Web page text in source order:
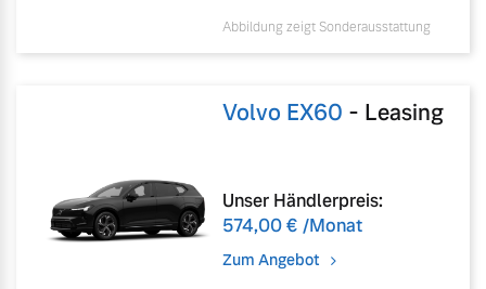
Abbildung zeigt Sonderausstattung
Volvo EX60 - Leasing
Unser Händlerpreis:
574,00 € /Monat
Zum Angebot